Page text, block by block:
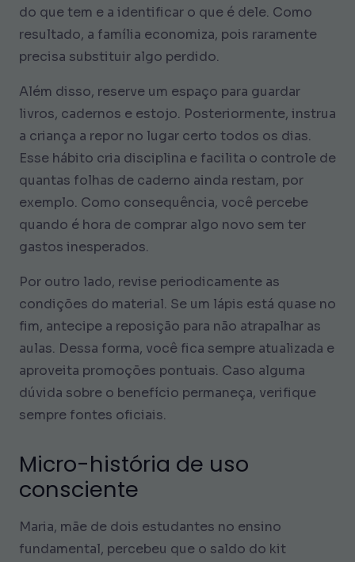
do que tem e a identificar o que é dele. Como
resultado, a família economiza, pois raramente
precisa substituir algo perdido.
Além disso, reserve um espaço para guardar
livros, cadernos e estojo. Posteriormente, instrua
a criança a repor no lugar certo todos os dias.
Esse hábito cria disciplina e facilita o controle de
quantas folhas de caderno ainda restam, por
exemplo. Como consequência, você percebe
quando é hora de comprar algo novo sem ter
gastos inesperados.
Por outro lado, revise periodicamente as
condições do material. Se um lápis está quase no
fim, antecipe a reposição para não atrapalhar as
aulas. Dessa forma, você fica sempre atualizada e
aproveita promoções pontuais. Caso alguma
dúvida sobre o benefício permaneça, verifique
sempre fontes oficiais.
Micro-história de uso
consciente
Maria, mãe de dois estudantes no ensino
fundamental, percebeu que o saldo do kit